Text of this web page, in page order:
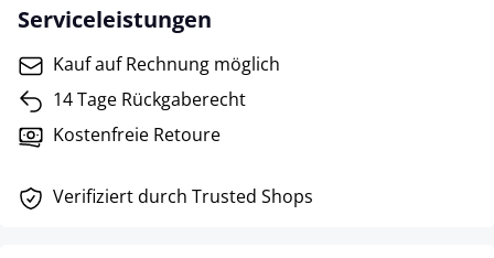
Serviceleistungen
Kauf auf Rechnung möglich
14 Tage Rückgaberecht
Kostenfreie Retoure
Verifiziert durch Trusted Shops